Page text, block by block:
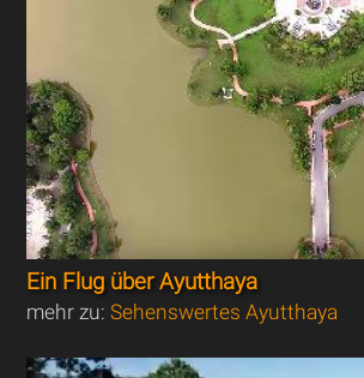
Ein Flug über Ayutthaya
mehr zu:Sehenswertes Ayutthaya